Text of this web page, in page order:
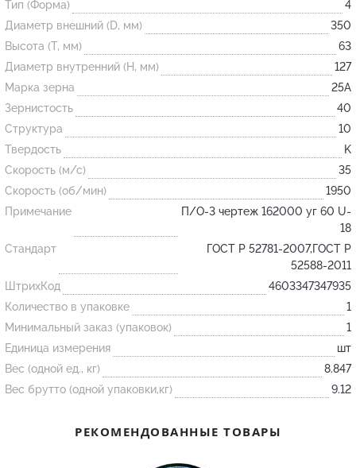
Огнеупорные
изделия
Скачать каталог
Тигель
Муфель
Черпак
Шербер
Трубка
Стержень
Подставка
Лодочка
Ковш разливочный
Желоб
Тип (Форма)
4
Диаметр внешний (D, мм)
350
Высота (T, мм)
63
Диаметр внутренний (H, мм)
127
Марка зерна
25А
Зернистость
40
Структура
10
Твердость
K
Скорость (м/с)
35
Скорость (об/мин)
1950
Примечание
П/О-3 чертеж 162000 уг 60 U-
18
Стандарт
ГОСТ Р 52781-2007,ГОСТ Р
52588-2011
ШтрихКод
4603347347935
Количество в упаковке
1
Минимальный заказ (упаковок)
1
Единица измерения
шт
Вес (одной ед., кг)
8.847
Вес брутто (одной упаковки,кг)
9.12
РЕКОМЕНДОВАННЫЕ ТОВАРЫ